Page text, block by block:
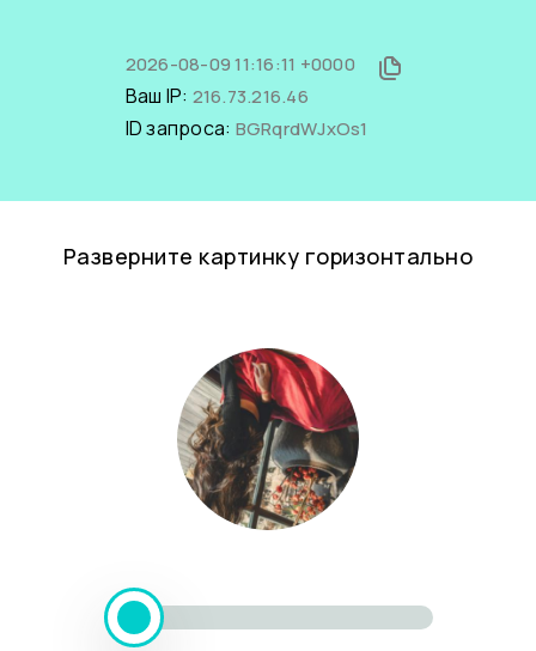
2026-08-09 11:16:11 +0000
Ваш IP: 216.73.216.46
ID запроса: BGRqrdWJxOs1
Разверните картинку горизонтально